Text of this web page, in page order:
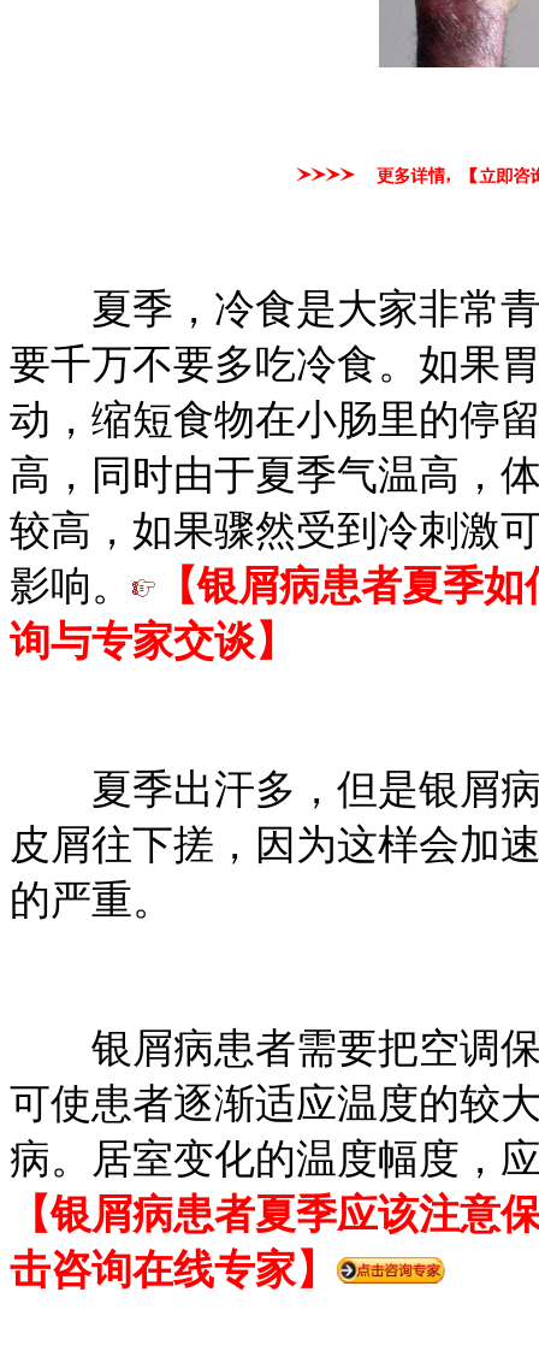
夏季，冷食是大家非常青
要千万不要多吃冷食。如果
动，缩短食物在小肠里的停
高，同时由于夏季气温高，
较高，如果骤然受到冷刺激
影响。
【银屑病患者夏季
询与专家交谈】
夏季出汗多，但是银屑病
皮屑往下搓，因为这样会加
的严重。
银屑病患者需要把空调保
可使患者逐渐适应温度的较
病。居室变化的温度幅度，
【银屑病患者夏季应该注意
击咨询在线专家】